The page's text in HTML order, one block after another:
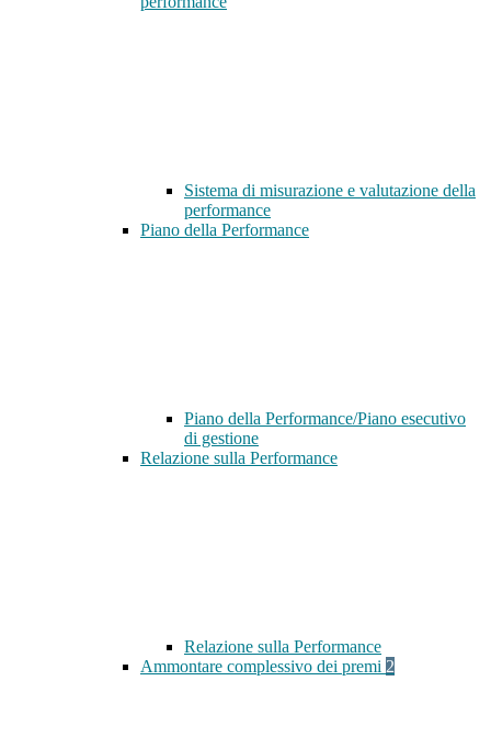
Sistema di misurazione e valutazione della
performance
Piano della Performance
Piano della Performance/Piano esecutivo
di gestione
Relazione sulla Performance
Relazione sulla Performance
Ammontare complessivo dei premi 2